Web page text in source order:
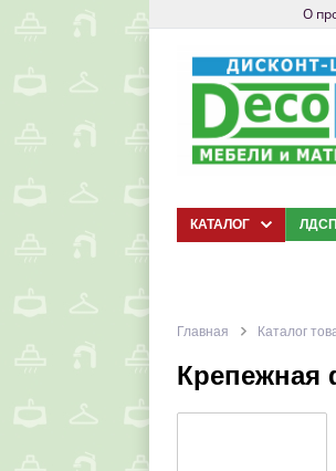
О
КАТАЛОГ ЛДСП
Главная Каталог
Крепежная